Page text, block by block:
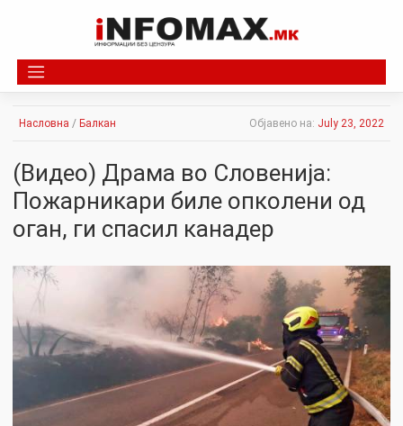
Насловна / Балкан Објавено на: July 23, 2022
(Видео) Драма во Словенија:
Пожарникари биле опколени од
оган, ги спасил канадер